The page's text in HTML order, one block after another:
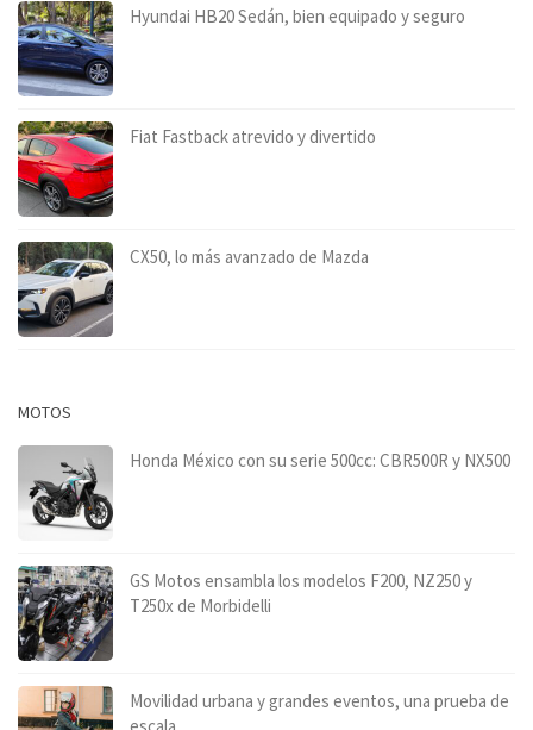
Hyundai HB20 Sedán, bien equipado y seguro
Fiat Fastback atrevido y divertido
CX50, lo más avanzado de Mazda
MOTOS
Honda México con su serie 500cc: CBR500R y NX500
GS Motos ensambla los modelos F200, NZ250 y
T250x de Morbidelli
Movilidad urbana y grandes eventos, una prueba de